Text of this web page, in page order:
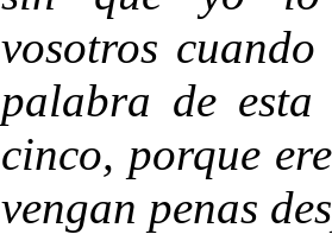
vosotros
palabra de esta
cinco, porque
vengan penas